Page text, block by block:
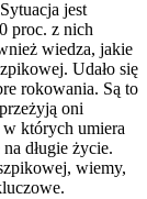
jest
proc. z nich
wiedza, jakie
Udało się
rokowania. Są to
oni
których umiera
długie życie.
wiemy,